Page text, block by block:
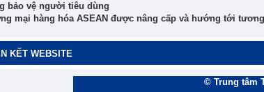
bảo vệ người tiêu dùng
mại hàng hóa ASEAN được nâng cấp và hướng tới
KẾT WEBSITE
© Trung tâm